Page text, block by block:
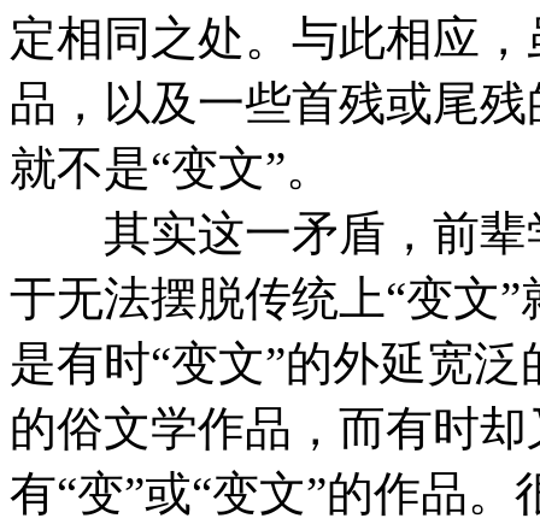
定相同之处。与此相应，
品，以及一些首残或尾
就不是“变文”。
其实这一矛盾，前辈
于无法摆脱传统上“变文
是有时“变文”的外延宽
的俗文学作品，而有时
有“变”或“变文”的作品